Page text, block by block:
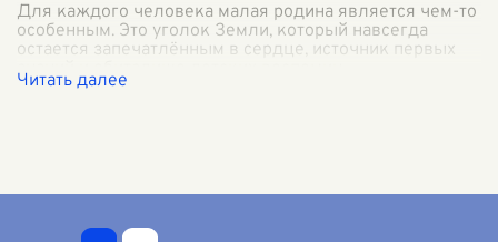
Для каждого человека малая родина является чем-то
особенным. Это уголок Земли, который навсегда
остается запечатлённым в сердце, источник первых
знаний и обиталище детских воспомин